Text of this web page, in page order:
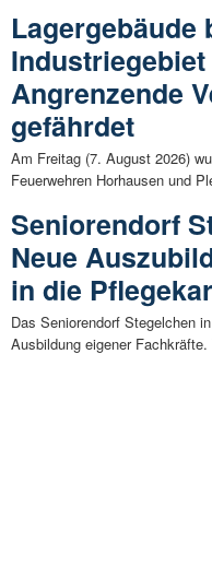
Lagergebäude
Angrenzende
gefährdet
Am Freitag (7. August 2026)
Feuerwehren Horhausen und
Seniorendorf
Neue
in die
Das Seniorendorf Stegelchen
Ausbildung eigener